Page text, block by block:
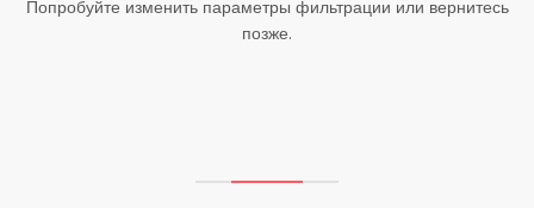
Попробуйте изменить параметры фильтрации или вернитесь
позже.